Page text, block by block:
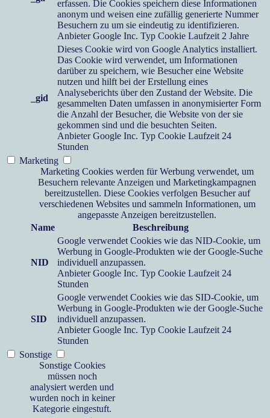
erfassen. Die Cookies speichern diese Informationen
anonym und weisen eine zufällig generierte Nummer
Besuchern zu um sie eindeutig zu identifizieren.
Anbieter Google Inc. Typ Cookie Laufzeit 2 Jahre
_gid
Dieses Cookie wird von Google Analytics installiert.
Das Cookie wird verwendet, um Informationen
darüber zu speichern, wie Besucher eine Website
nutzen und hilft bei der Erstellung eines
Analyseberichts über den Zustand der Website. Die
gesammelten Daten umfassen in anonymisierter Form
die Anzahl der Besucher, die Website von der sie
gekommen sind und die besuchten Seiten.
Anbieter Google Inc. Typ Cookie Laufzeit 24
Stunden
Marketing
Marketing Cookies werden für Werbung verwendet, um
Besuchern relevante Anzeigen und Marketingkampagnen
bereitzustellen. Diese Cookies verfolgen Besucher auf
verschiedenen Websites und sammeln Informationen, um
angepasste Anzeigen bereitzustellen.
Name
Beschreibung
NID
Google verwendet Cookies wie das NID-Cookie, um
Werbung in Google-Produkten wie der Google-Suche
individuell anzupassen.
Anbieter Google Inc. Typ Cookie Laufzeit 24
Stunden
SID
Google verwendet Cookies wie das SID-Cookie, um
Werbung in Google-Produkten wie der Google-Suche
individuell anzupassen.
Anbieter Google Inc. Typ Cookie Laufzeit 24
Stunden
Sonstige
Sonstige Cookies
müssen noch
analysiert werden und
wurden noch in keiner
Kategorie eingestuft.